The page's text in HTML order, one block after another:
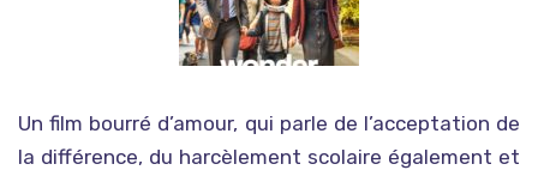
Un film bourré d’amour, qui parle de l’acceptation de
la différence, du harcèlement scolaire également et